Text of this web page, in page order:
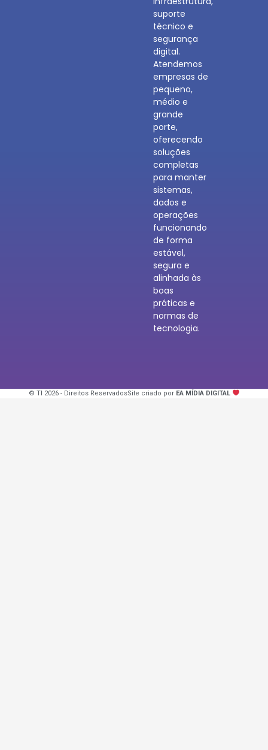
suporte
técnico e
segurança
digital.
Atendemos
empresas de
pequeno,
médio e
grande
porte,
oferecendo
soluções
completas
para manter
sistemas,
dados e
operações
funcionando
de forma
estável,
segura e
alinhada às
boas
práticas e
normas de
tecnologia.
© TI 2026 - Direitos ReservadosSite criado por EA MÍDIA DIGITAL